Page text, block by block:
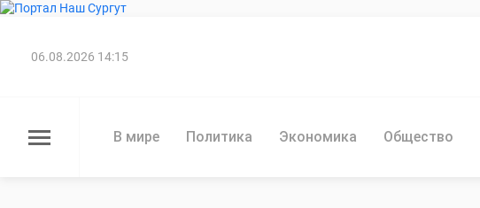
06.08.2026 14:15
В мире Политика Экономика Общество